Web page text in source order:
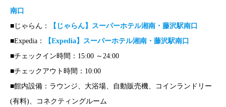
南口
■じゃらん：
【じゃらん】スーパーホテル湘南・藤沢駅南口
■Expedia：
【Expedia】スーパーホテル湘南・藤沢駅南口
■チェックイン時間：15:00 ～24:00
■チェックアウト時間：10:00
■館内設備：ラウンジ、大浴場、自動販売機、コインランドリー
(有料)、コネクティングルーム